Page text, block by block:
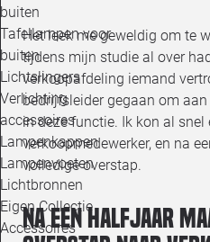
buiten
Tafellampen voor
buiten
Lichtslingers
Verlichting
accessoires
Lampenkappen
Lampenvoeten
Lichtbronnen
Eigen Collectie
Accessoires
Het leek me geweldig om te
tijdens mijn studie al over
verkoopafdeling iemand
bedrijfsleider gegaan om
in deze functie. Ik kon al
verkoopmedewerker, en na
volledige overstap.
Na een halfjaar